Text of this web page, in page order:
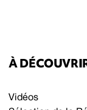
À
Vidéos